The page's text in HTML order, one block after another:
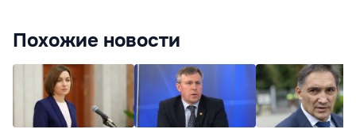
Похожие новости